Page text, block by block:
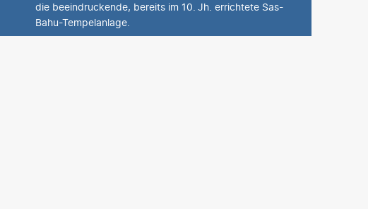
die beeindruckende, bereits im 10. Jh. errichtete Sas-
Bahu-Tempelanlage.